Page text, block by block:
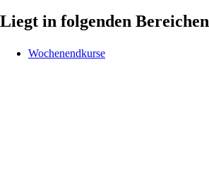
Liegt in folgenden Bereichen
Wochenendkurse